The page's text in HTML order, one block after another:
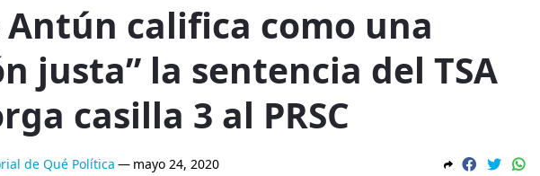
califica como una
justa” la sentencia del TSA
casilla 3 al PRSC
de Qué Política — mayo 24, 2020